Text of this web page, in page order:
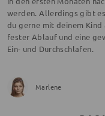
werden. Allerdings gibt
du gerne mit deinem
fester Ablauf und eine
Ein- und Durchschlafen.
Marlene